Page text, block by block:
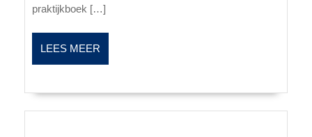
praktijkboek […]
LEES MEER
MEER